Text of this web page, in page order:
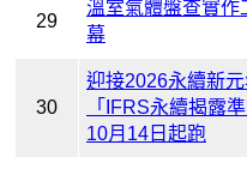
29
溫室氣體盤查實作
幕
30
迎接2026永續新
「IFRS永續揭露
10月14日起跑